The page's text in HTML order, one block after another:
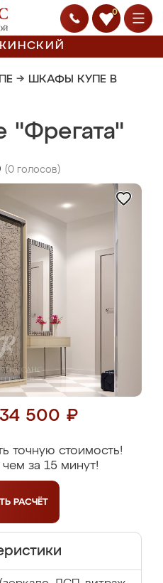
0
→ ШКАФЫ КУПЕ В
"Фрегата"
(0 голосов)
500 ₽
точную стоимость!
за 15 минут!
РАСЧЁТ